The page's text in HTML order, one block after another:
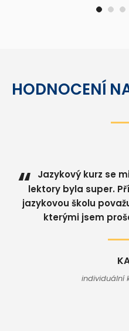
HODNOCENÍ
“ Jazykový kurz se
lektory byla super.
jazykovou školu
kterými jsem
individuální